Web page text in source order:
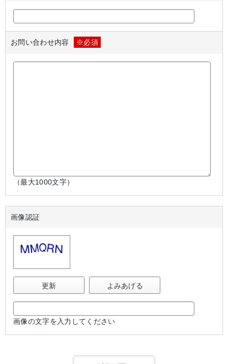
お問い合わせ内容 ※必須
（最大1000文字）
画像認証
更新 よみあげる
画像の文字を入力してください